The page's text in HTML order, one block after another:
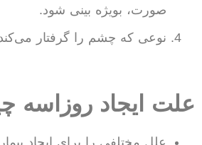
صورت، بویژه بینی شود.
نوعی که چشم را گرفتار
علت ایجاد روزاسه
علل مختلفی را برای ایجاد